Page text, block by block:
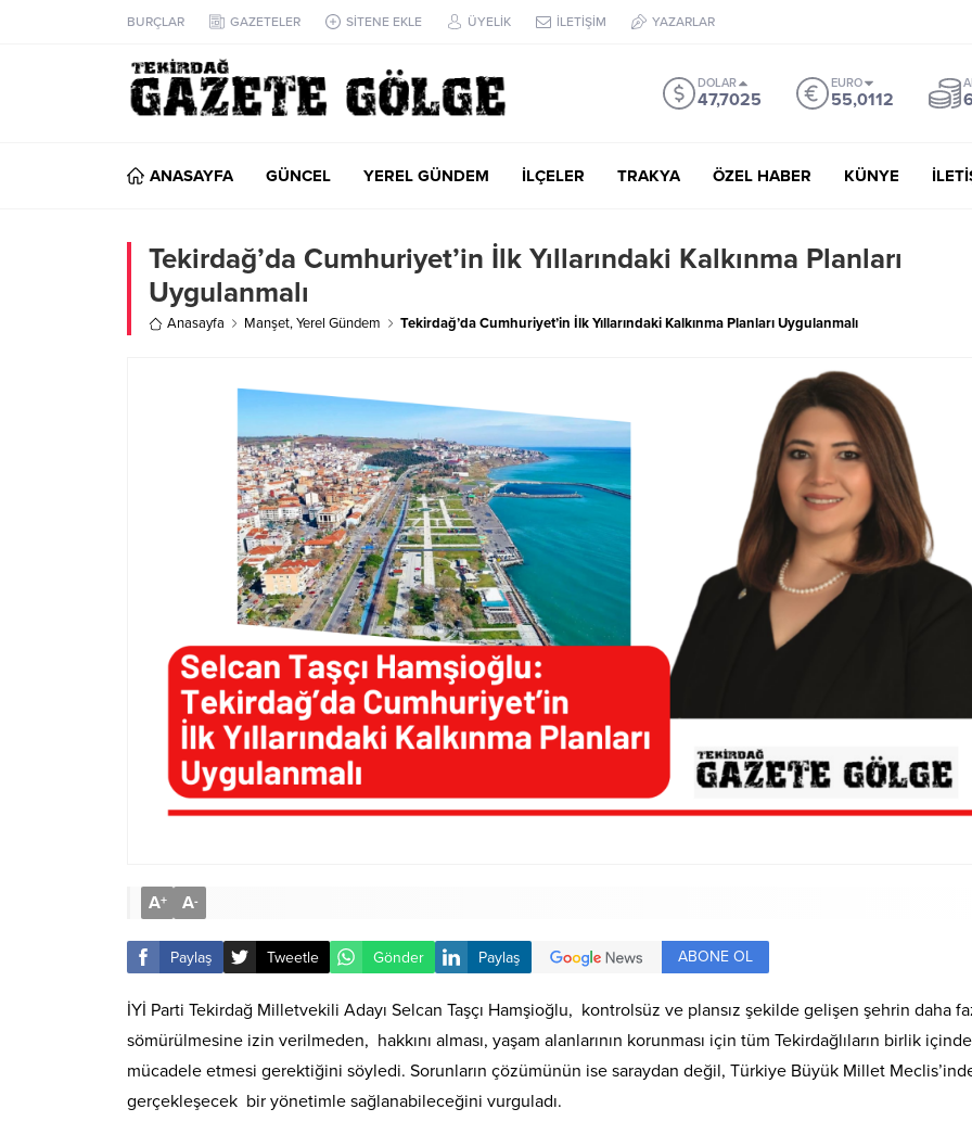
BURÇLAR GAZETELER SİTENE EKLE ÜYELİK İLETİŞİM YAZARLAR
DOLAR
47,7025
EURO
55,0112
ANASAYFA GÜNCEL YEREL GÜNDEM İLÇELER TRAKYA ÖZEL HABER KÜNYE
Tekirdağ’da Cumhuriyet’in İlk Yıllarındaki Kalkınma Planları
Uygulanmalı
Anasayfa Manşet,Yerel Gündem Tekirdağ’da Cumhuriyet’in İlk Yıllarındaki Kalkınma Planları Uygulanmalı
A+ A-
Paylaş Tweetle Gönder Paylaş ABONE OL
İYİ Parti Tekirdağ Milletvekili Adayı Selcan Taşçı Hamşioğlu, kontrolsüz ve plansız şekilde gelişen şehrin daha
sömürülmesine izin verilmeden, hakkını alması, yaşam alanlarının korunması için tüm Tekirdağlıların birlik içinde
mücadele etmesi gerektiğini söyledi. Sorunların çözümünün ise saraydan değil, Türkiye Büyük Millet
gerçekleşecek bir yönetimle sağlanabileceğini vurguladı.